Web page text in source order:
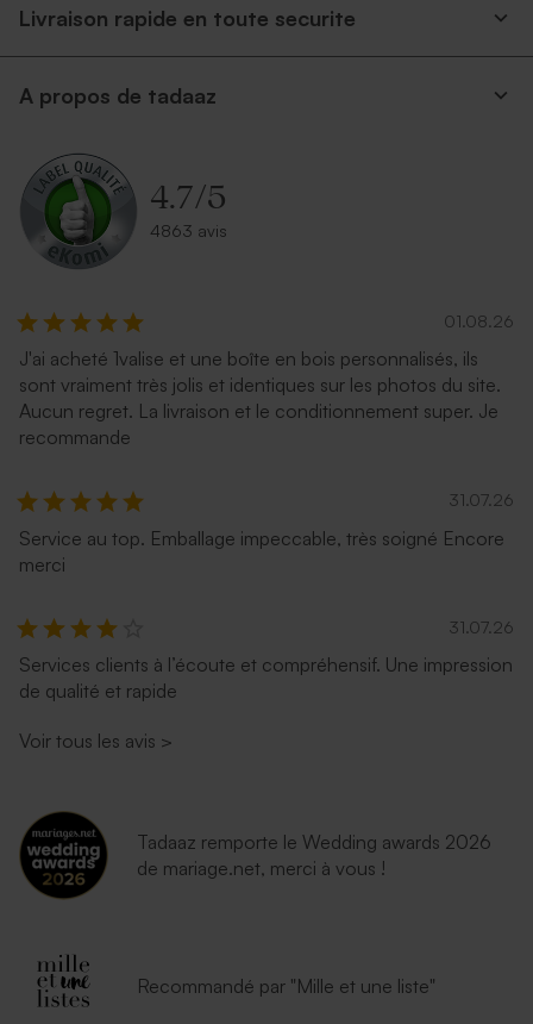
Livraison rapide en toute securite
A propos de tadaaz
4.7/5
4863 avis
01.08.26
J'ai acheté 1valise et une boîte en bois personnalisés, ils
sont vraiment très jolis et identiques sur les photos du site.
Aucun regret. La livraison et le conditionnement super. Je
recommande
31.07.26
Service au top. Emballage impeccable, très soigné Encore
merci
31.07.26
Services clients à l’écoute et compréhensif. Une impression
de qualité et rapide
Voir tous les avis >
Tadaaz remporte le Wedding awards 2026
de mariage.net, merci à vous !
Recommandé par "Mille et une liste"